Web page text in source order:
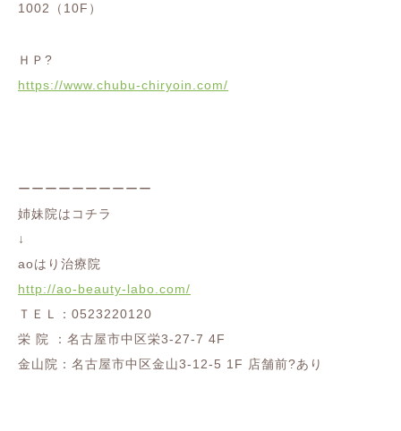
1002（10F）
ＨＰ?
https://www.chubu-chiryoin.com/
ーーーーーーーーーー
姉妹院はコチラ
↓
aoはり治療院
http://ao-beauty-labo.com/
ＴＥＬ：0523220120
栄 院 ：名古屋市中区栄3-27-7 4F
金山院：名古屋市中区金山3-12-5 1F 店舗前?︎あり